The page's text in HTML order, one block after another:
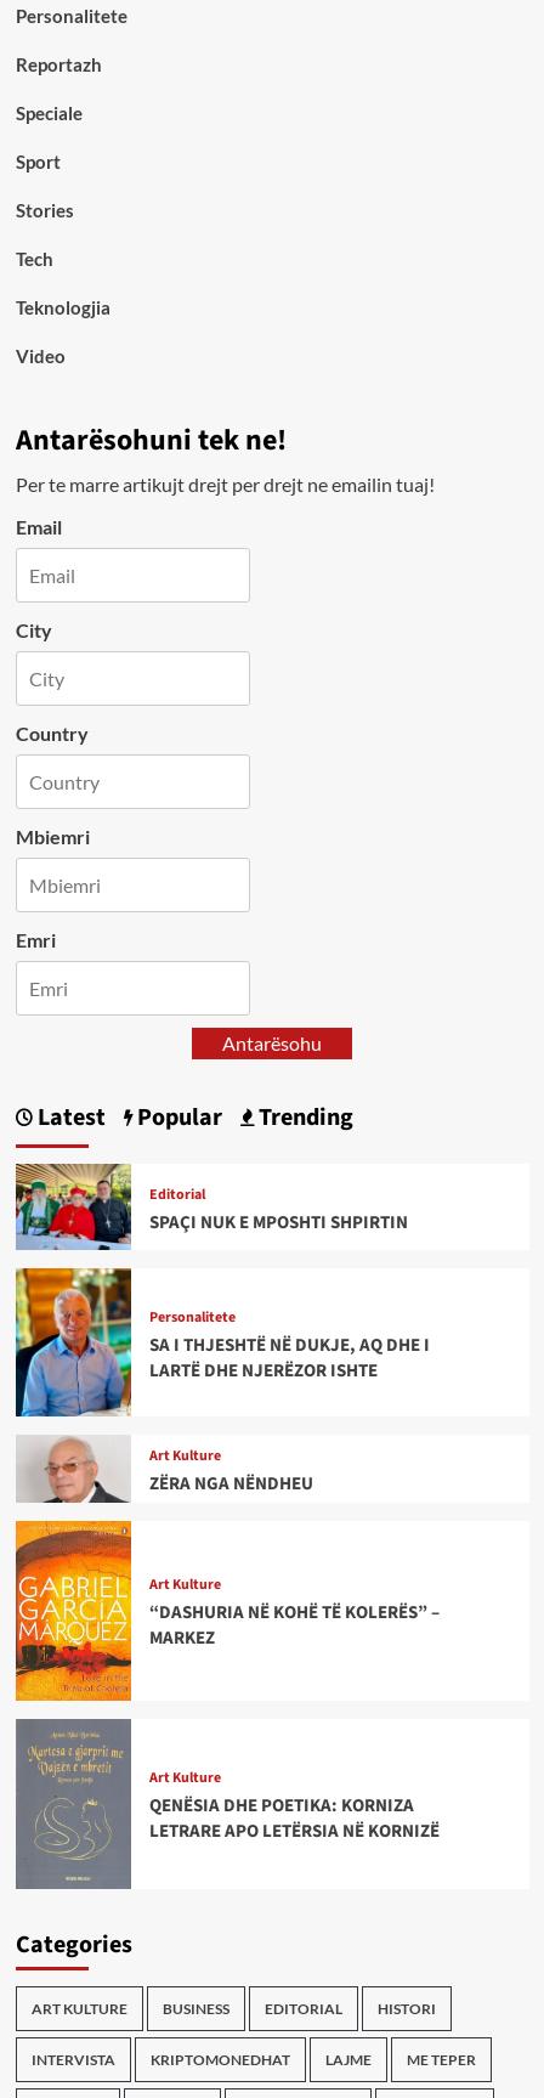
Personalitete
Reportazh
Speciale
Sport
Stories
Tech
Teknologjia
Video
Antarësohuni tek ne!
Per te marre artikujt drejt per drejt ne emailin tuaj!
Email
City
Country
Mbiemri
Emri
Antarësohu
Latest Popular Trending
Editorial
SPAÇI NUK E MPOSHTI SHPIRTIN
Personalitete
SA I THJESHTË NË DUKJE, AQ DHE I
LARTË DHE NJERËZOR ISHTE
Art Kulture
ZËRA NGA NËNDHEU
Art Kulture
“DASHURIA NË KOHË TË KOLERËS” –
MARKEZ
Art Kulture
QENËSIA DHE POETIKA: KORNIZA
LETRARE APO LETËRSIA NË KORNIZË
Categories
ART KULTURE BUSINESS EDITORIAL HISTORI
INTERVISTA KRIPTOMONEDHAT LAJME ME TEPER